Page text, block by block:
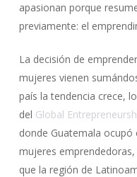
apasionan porque
previamente: el
La decisión de
mujeres vienen
país la tendencia crece,
del Global
donde Guatemala ocupó
mujeres
que la región de